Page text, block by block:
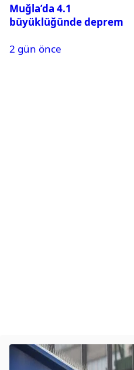
Muğla’da 4.1
büyüklüğünde deprem
2 gün önce